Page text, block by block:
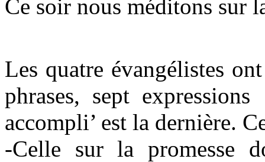
Ce soir nous méditons sur
Les quatre évangélistes
phrases, sept
accompli’ est la dernière.
-Celle sur la promesse